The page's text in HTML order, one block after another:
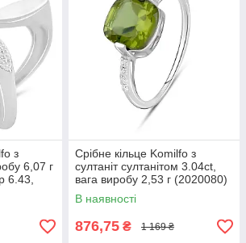
з
6,07 г
6.43,
Срібне кільце Komilfo з
султаніт султанітом 3.04ct,
вага виробу 2,53 г (2020080)
18 розмір 2.24, 18.5
В наявності
876,75 ₴ 1 169 ₴